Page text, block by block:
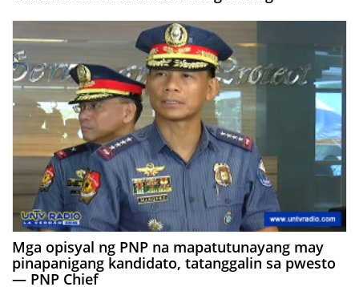
Mga opisyal ng PNP na mapatutunayang may
pinapanigang kandidato, tatanggalin sa pwesto
— PNP Chief